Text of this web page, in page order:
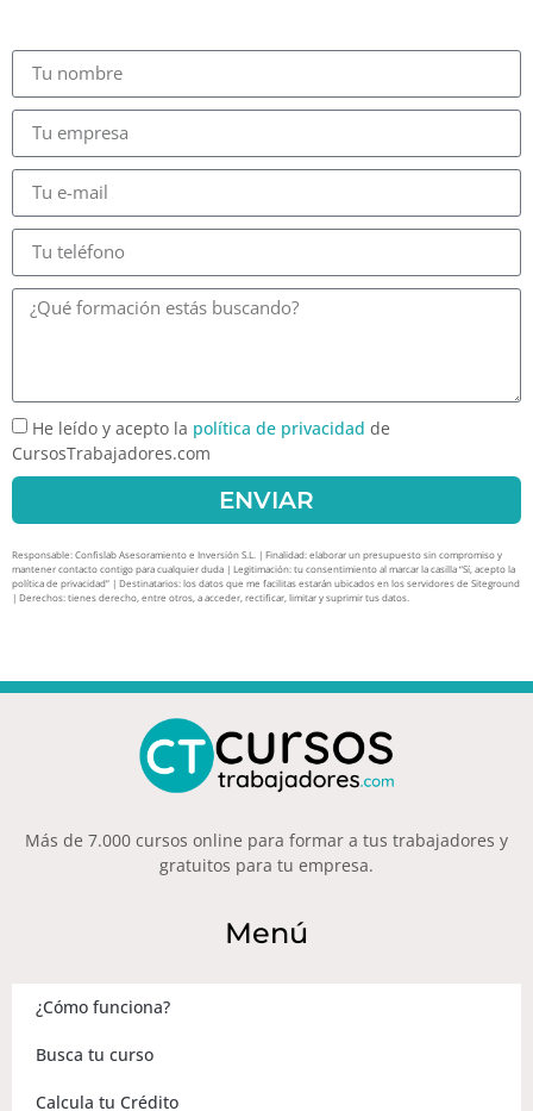
He leído y acepto la política de privacidad de
CursosTrabajadores.com
ENVIAR
Responsable: Confislab Asesoramiento e Inversión S.L. | Finalidad: elaborar un presupuesto sin compromiso y
mantener contacto contigo para cualquier duda | Legitimación: tu consentimiento al marcar la casilla “Sí, acepto la
política de privacidad” | Destinatarios: los datos que me facilitas estarán ubicados en los servidores de Siteground
| Derechos: tienes derecho, entre otros, a acceder, rectificar, limitar y suprimir tus datos.
Más de 7.000 cursos online para formar a tus trabajadores y
gratuitos para tu empresa.
Menú
¿Cómo funciona?
Busca tu curso
Calcula tu Crédito